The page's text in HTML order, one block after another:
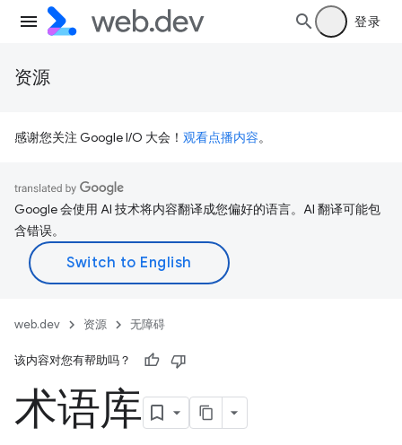
登录
资源
感谢您关注 Google I/O 大会！ 观看点播内容。
Google 会使用 AI 技术将内容翻译成您偏好的语言。AI 翻译可能包
含错误。
web.dev 资源 无障碍
该内容对您有帮助吗？
术语库